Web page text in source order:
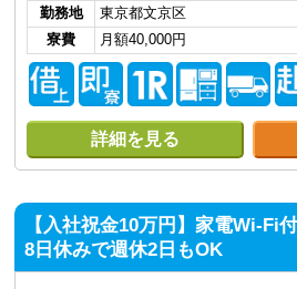
勤務地
東京都文京区
寮費
月額40,000円
詳細を見る
【入社祝金10万円】家電Wi-Fi
8日休みで週休2日もOK